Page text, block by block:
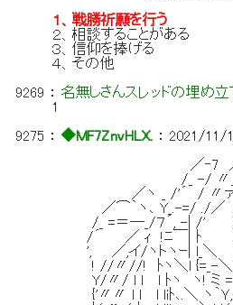
１、戦勝祈願を行う
２、相談することがある
３、信仰を捧げる
４、その他
9269 ：名無しさんスレッドの埋め
1
9275 ：◆MF7ZnvHLX. ：2021/11/
／‐7 ／_,| | _ -=
/_ -/ 〃＿,ｨ |´ ／
／ヽ _ /'´ / 〃ァ'´
／⌒｀ヽ､ Y_.-=/
/_ =＝―_/７´, -|
/´ ／ ｨ !ﾆ￣| ﾄ l 〃
', ／,イ/ヽトヽｰ| l_
! //〃//! ﾄヽ＼l
Y/〃/ l l l ﾄヽ ヽ! ミ
{'〃〃 l l l liﾄ､.＼ ヽ